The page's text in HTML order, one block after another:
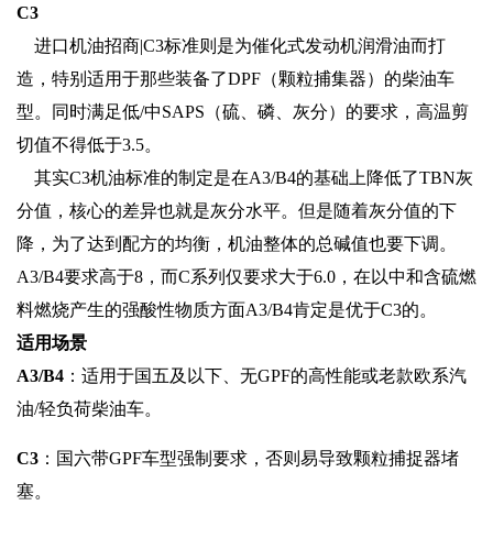
C3
进口机油招商|C3标准则是为催化式发动机润滑油而打
造，特别适用于那些装备了DPF（颗粒捕集器）的柴油车
型。同时满足低/中SAPS（硫、磷、灰分）的要求，高温剪
切值不得低于3.5。
其实C3机油标准的制定是在A3/B4的基础上降低了TBN灰
分值，核心的差异也就是灰分水平。但是随着灰分值的下
降，为了达到配方的均衡，机油整体的总碱值也要下调。
A3/B4要求高于8，而C系列仅要求大于6.0，在以中和含硫燃
料燃烧产生的强酸性物质方面A3/B4肯定是优于C3的。
适用场景‌
A3/B4‌ ：适用于国五及以下、无GPF的高性能或老款欧系汽
油/轻负荷柴油车。
C3‌ ：‌国六带GPF车型强制要求‌，否则易导致颗粒捕捉器堵
塞。